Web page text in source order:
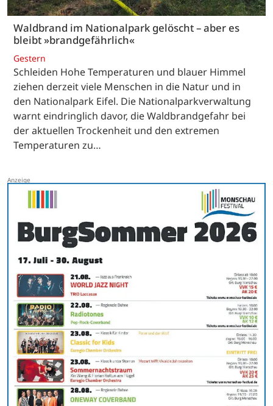
Waldbrand im Nationalpark gelöscht – aber es
bleibt »brandgefährlich«
Gestern
Schleiden Hohe Temperaturen und blauer Himmel
ziehen derzeit viele Menschen in die Natur und in
den Nationalpark Eifel. Die Nationalparkverwaltung
warnt eindringlich davor, die Waldbrandgefahr bei
der aktuellen Trockenheit und den extremen
Temperaturen zu…